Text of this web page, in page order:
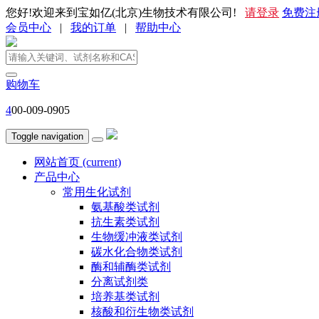
您好!欢迎来到宝如亿(北京)生物技术有限公司! 请登录 免费注
会员中心 | 我的订单 | 帮助中心
购物车
400-009-0905
Toggle navigation
网站首页 (current)
产品中心
常用生化试剂
氨基酸类试剂
抗生素类试剂
生物缓冲液类试剂
碳水化合物类试剂
酶和辅酶类试剂
分离试剂类
培养基类试剂
核酸和衍生物类试剂